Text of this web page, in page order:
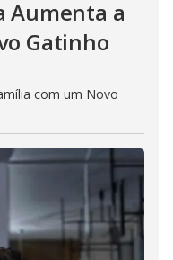
Aumenta a
Gatinho
com um Novo